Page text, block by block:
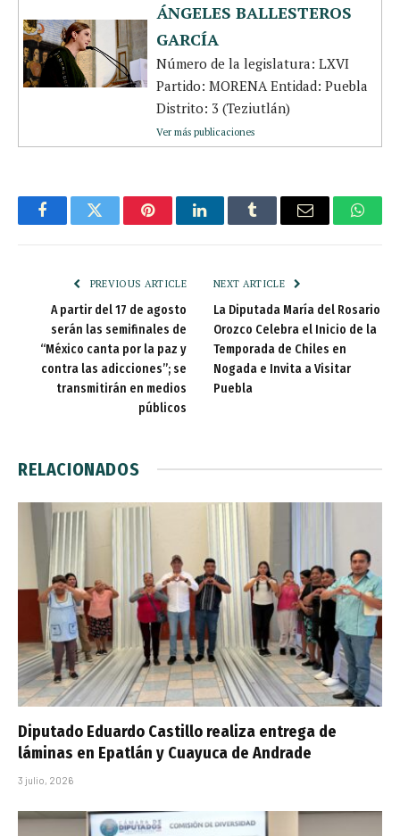
ÁNGELES BALLESTEROS
GARCÍA
Número de la legislatura: LXVI
Partido: MORENA Entidad: Puebla
Distrito: 3 (Teziutlán)
Ver más publicaciones
FacebookTwitter PinterestLinkedInTumblr Email
PREVIOUS ARTICLE
A partir del 17 de agosto
serán las semifinales de
“México canta por la paz y
contra las adicciones”; se
transmitirán en medios
públicos
NEXT ARTICLE
La Diputada María del Rosario
Orozco Celebra el Inicio de la
Temporada de Chiles en
Nogada e Invita a Visitar
Puebla
RELACIONADOS
Diputado Eduardo Castillo realiza entrega de
láminas en Epatlán y Cuayuca de Andrade
3 julio, 2026